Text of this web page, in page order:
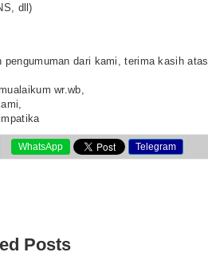
dll)
pengumuman dari kami, terima kasih
wr.wb,
WhatsApp Telegram
Posts